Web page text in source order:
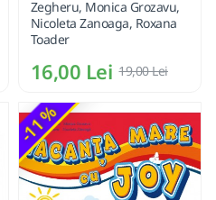
Zegheru, Monica Grozavu,
Nicoleta Zanoaga, Roxana
Toader
16,00 Lei 19,00 Lei
-11 %